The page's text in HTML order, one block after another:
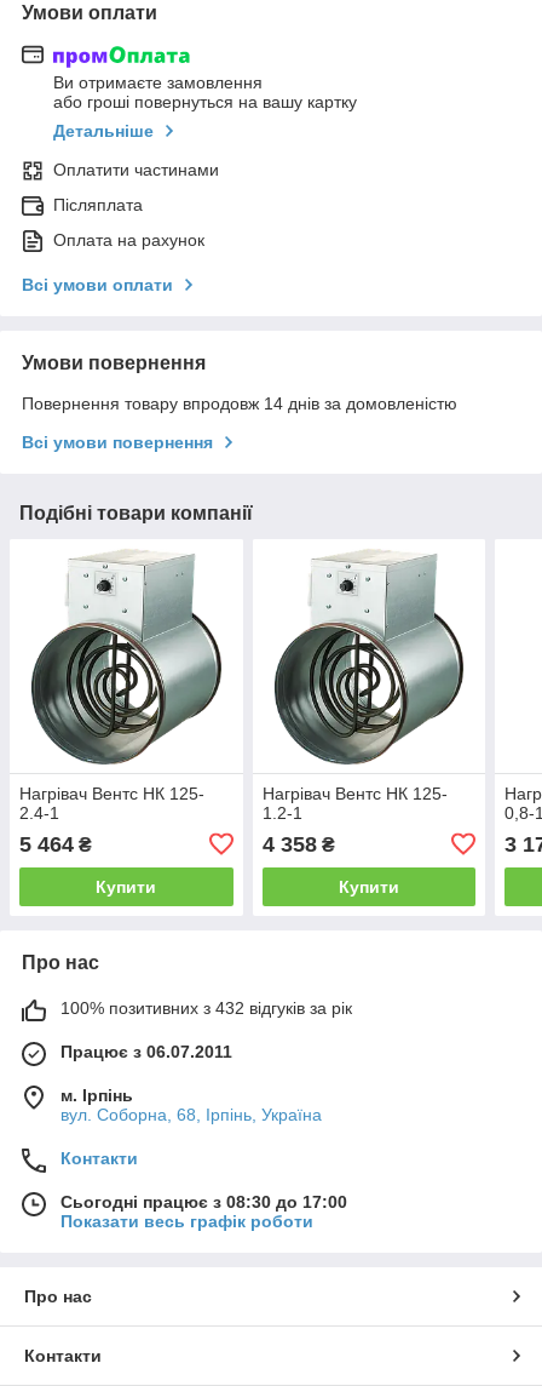
Умови оплати
Ви отримаєте замовлення
або гроші повернуться на вашу картку
Детальніше
Оплатити частинами
Післяплата
Оплата на рахунок
Всі умови оплати
Умови повернення
Повернення товару впродовж 14 днів за домовленістю
Всі умови повернення
Подібні товари компанії
Нагрівач Вентс НК 125-
2.4-1
5 464 ₴
Купити
Нагрівач Вентс НК 125-
1.2-1
4 358₴
Купити
0,8-
3
Про нас
100% позитивних з 432 відгуків за рік
Працює з 06.07.2011
м. Ірпінь
вул. Соборна, 68, Ірпінь, Україна
Контакти
Сьогодні працює з 08:30 до 17:00
Показати весь графік роботи
Про нас
Контакти